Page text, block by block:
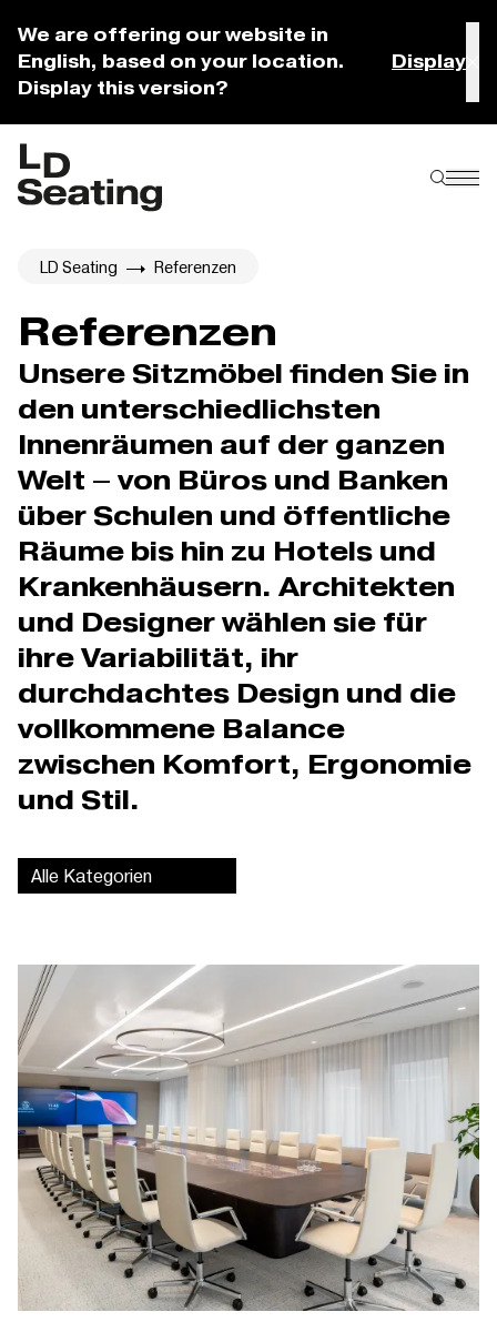
We are offering our website in
English, based on your location.
Display this version?
Display
LD Seating Referenzen
Referenzen
Unsere Sitzmöbel finden Sie in
den unterschiedlichsten
Innenräumen auf der ganzen
Welt – von Büros und Banken
über Schulen und öffentliche
Räume bis hin zu Hotels und
Krankenhäusern. Architekten
und Designer wählen sie für
ihre Variabilität, ihr
durchdachtes Design und die
vollkommene Balance
zwischen Komfort, Ergonomie
und Stil.
Alle Kategorien